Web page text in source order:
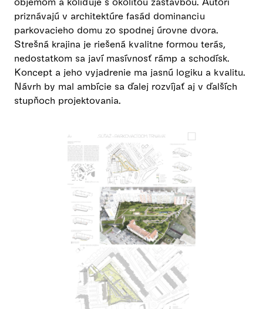
priznávajú v architektúre fasád dominanciu
parkovacieho domu zo spodnej úrovne dvora.
Strešná krajina je riešená kvalitne formou terás,
nedostatkom sa javí masívnosť rámp a schodísk.
Koncept a jeho vyjadrenie ma jasnú logiku a kvalitu.
Návrh by mal ambície sa ďalej rozvíjať aj v ďalších
stupňoch projektovania.